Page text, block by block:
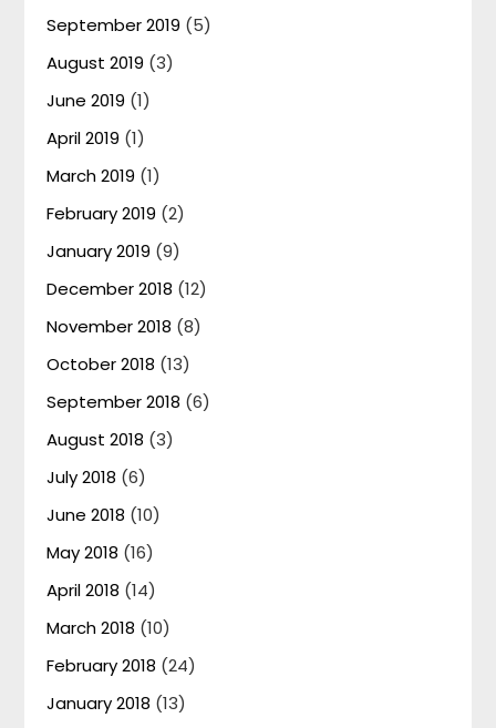
September 2019 (5)
August 2019 (3)
June 2019 (1)
April 2019 (1)
March 2019 (1)
February 2019 (2)
January 2019 (9)
December 2018 (12)
November 2018 (8)
October 2018 (13)
September 2018 (6)
August 2018 (3)
July 2018 (6)
June 2018 (10)
May 2018 (16)
April 2018 (14)
March 2018 (10)
February 2018 (24)
January 2018 (13)